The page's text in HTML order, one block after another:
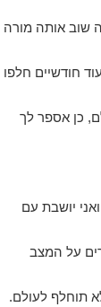
שוב אותה מורה
חודשיים חלפו
כן אספר לך
יושבת עם
על המצב
תוחלף לעולם.